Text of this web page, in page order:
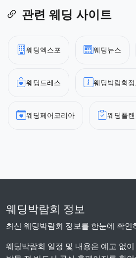
관련 웨딩 사이트
웨딩엑스포 웨딩뉴스
웨딩드레스 웨딩박람회정
웨딩페어코리아 웨딩플랜
웨딩박람회 정보
최신 웨딩박람회 정보를 한눈에 확인
웨딩박람회 일정 및 내용은 예고 없이